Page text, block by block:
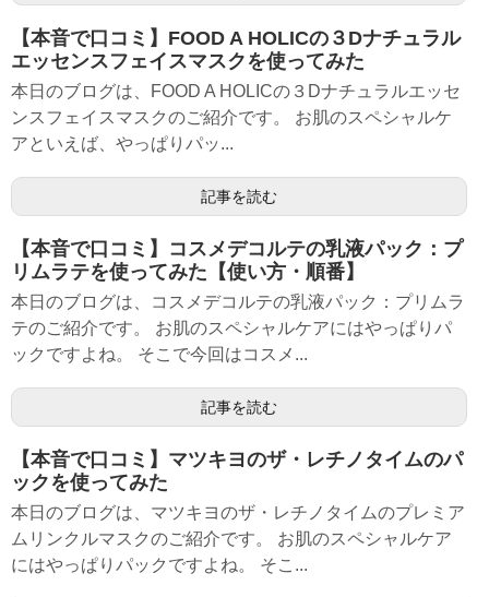
【本音で口コミ】FOOD A HOLICの３Dナチュラル
エッセンスフェイスマスクを使ってみた
本日のブログは、FOOD A HOLICの３Dナチュラルエッセ
ンスフェイスマスクのご紹介です。 お肌のスペシャルケ
アといえば、やっぱりパッ...
記事を読む
【本音で口コミ】コスメデコルテの乳液パック：プ
リムラテを使ってみた【使い方・順番】
本日のブログは、コスメデコルテの乳液パック：プリムラ
テのご紹介です。 お肌のスペシャルケアにはやっぱりパ
ックですよね。 そこで今回はコスメ...
記事を読む
【本音で口コミ】マツキヨのザ・レチノタイムのパ
ックを使ってみた
本日のブログは、マツキヨのザ・レチノタイムのプレミア
ムリンクルマスクのご紹介です。 お肌のスペシャルケア
にはやっぱりパックですよね。 そこ...